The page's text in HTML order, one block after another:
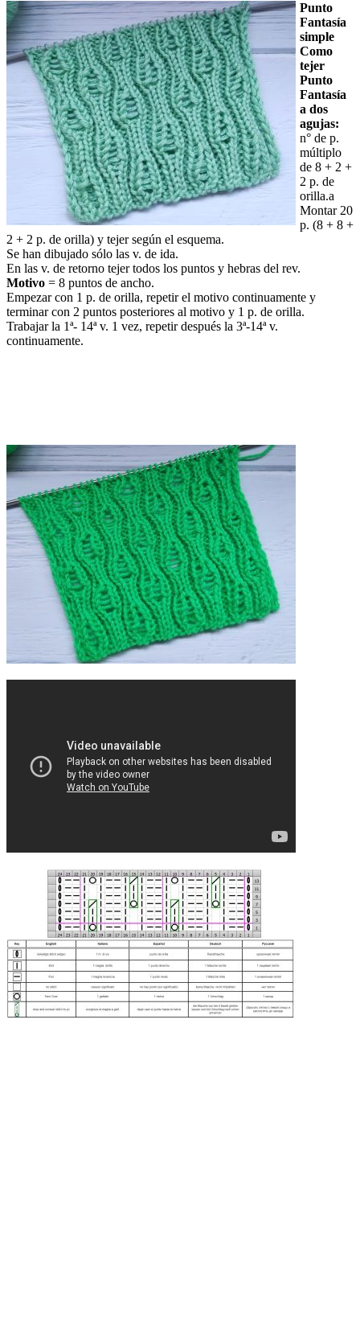
Punto
Fantasía
simple
Como
tejer
Punto
Fantasía
a dos
agujas:
n° de p.
múltiplo
de 8 + 2 +
2 p. de
orilla.a
Montar 20
p. (8 + 8 +
2 + 2 p. de orilla) y tejer según el esquema.
Se han dibujado sólo las v. de ida.
En las v. de retorno tejer todos los puntos y hebras del rev.
Motivo = 8 puntos de ancho.
Empezar con 1 p. de orilla, repetir el motivo continuamente y
terminar con 2 puntos posteriores al motivo y 1 p. de orilla.
Trabajar la 1ª- 14ª v. 1 vez, repetir después la 3ª-14ª v.
continuamente.